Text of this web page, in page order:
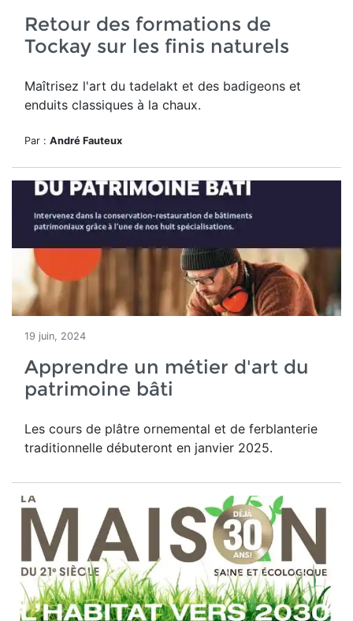
Retour des formations de
Tockay sur les finis naturels
Maîtrisez l'art du tadelakt et des badigeons et
enduits classiques à la chaux.
Par : André Fauteux
19 juin, 2024
Apprendre un métier d'art du
patrimoine bâti
Les cours de plâtre ornemental et de ferblanterie
traditionnelle débuteront en janvier 2025.